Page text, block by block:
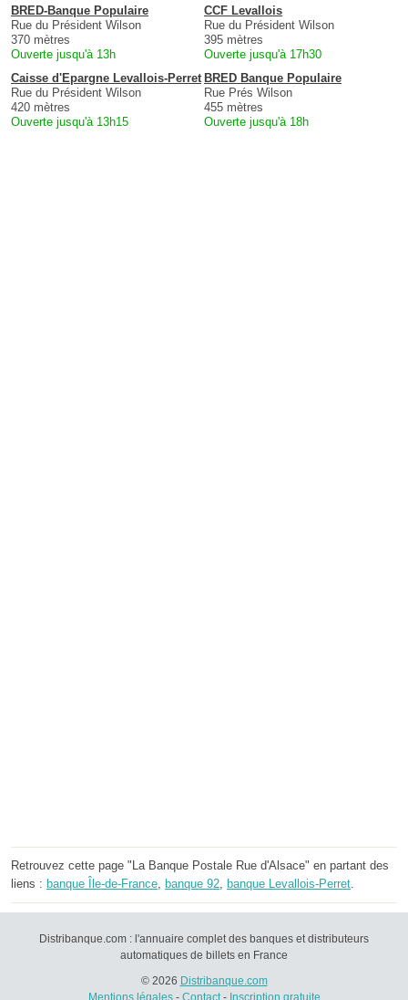
BRED-Banque Populaire
Rue du Président Wilson
370 mètres
Ouverte jusqu'à 13h
CCF Levallois
Rue du Président Wilson
395 mètres
Ouverte jusqu'à 17h30
Caisse d'Epargne Levallois-Perret
Rue du Président Wilson
420 mètres
Ouverte jusqu'à 13h15
BRED Banque Populaire
Rue Prés Wilson
455 mètres
Ouverte jusqu'à 18h
Retrouvez cette page "La Banque Postale Rue d'Alsace" en partant des
liens : banque Île-de-France banque 92 banque Levallois-Perret
Distribanque.com : l'annuaire complet des banques et distributeurs
automatiques de billets en France
© 2026 Distribanque.com
Mentions légales- Contact- Inscription gratuite